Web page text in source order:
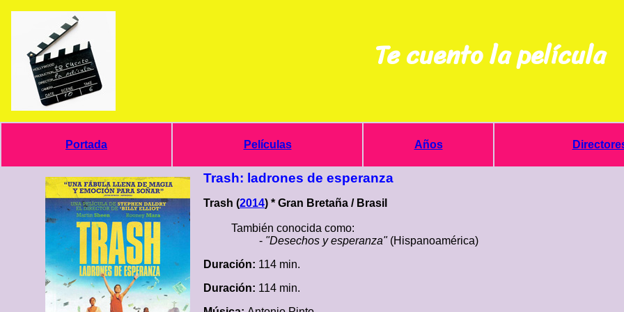
Te cuento la película
Portada Películas Años
Trash: ladrones de esperanza
Trash (2014) * Gran Bretaña / Brasil
También conocida como:
- "Desechos y esperanza"(Hispanoamérica)
Duración: 114 min.
Duración: 114 min.